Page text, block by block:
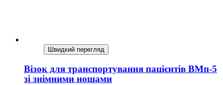
Швидкий перегляд
Візок для транспортування пацієнтів ВМп-5
зі знімними ношами